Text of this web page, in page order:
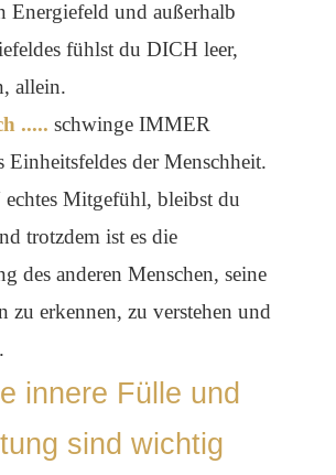
Energiefeld und außerhalb
fühlst du DICH leer,
allein.
..... schwinge IMMER
Einheitsfeldes der Menschheit.
Mitgefühl, bleibst du
trotzdem ist es die
des anderen Menschen, seine
zu erkennen, zu verstehen und
innere Fülle und
sind wichtig